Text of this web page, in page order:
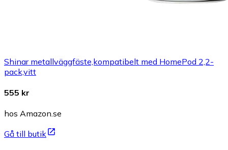
Shinar metallväggfäste,kompatibelt med HomePod 2,2-
pack,vitt
555 kr
hos Amazon.se
Gå till butik